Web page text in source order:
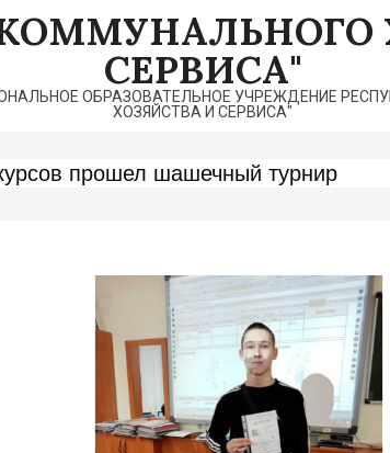
СЕРВИСА"
ОБРАЗОВАТЕЛЬНОЕ УЧРЕЖДЕНИЕ
ХОЗЯЙСТВА И СЕРВИСА"
прошел шашечный турнир